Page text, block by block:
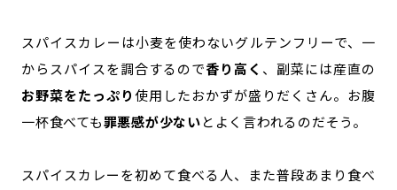
スパイスカレーは小麦を使わないグルテンフリーで、一
からスパイスを調合するので香り高く 、副菜には産直の
お野菜をたっぷり使用したおかずが盛りだくさん。お腹
一杯食べても罪悪感が少ないとよく言われるのだそう。
スパイスカレーを初めて食べる人、また普段あまり食べ